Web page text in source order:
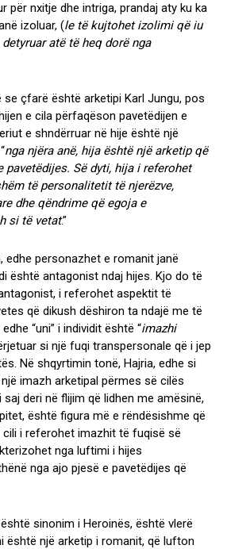
për nxitje dhe intriga, prandaj aty ku ka
izoluar, (le të kujtohet izolimi që iu
atë të heq dorë nga
se çfarë është arketipi Karl Jungu, pos
e cila përfaqëson pavetëdijen e
e shndërruar në hije është një
nga njëra anë, hija është një arketip që
pavetëdijes. Së dyti, hija i referohet
të personalitetit të njerëzve,
dhe qëndrime që egoja e
si të vetat.”
edhe personazhet e romanit janë
është antagonist ndaj hijes. Kjo do të
i referohet aspektit të
që dikush dëshiron ta ndajë me të
“uni” i individit është “imazhi
si një fuqi transpersonale që i jep
Në shqyrtimin tonë, Hajria, edhe si
imazh arketipal përmes së cilës
deri në flijim që lidhen me amësinë,
është figura më e rëndësishme që
i referohet imazhit të fuqisë së
nga luftimi i hijes
nga ajo pjesë e pavetëdijes që
sinonim i Heroinës, është vlerë
është një arketip i romanit, që lufton